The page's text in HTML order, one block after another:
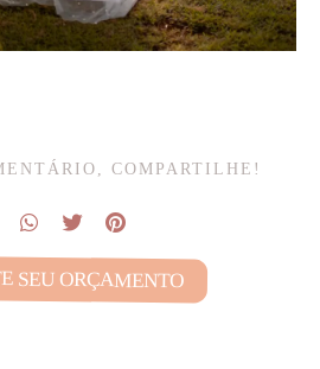
COMPARTILHE!
SEU ORÇAMENTO